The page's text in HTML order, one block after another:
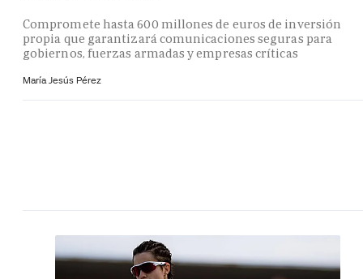
Compromete hasta 600 millones de euros de inversión
propia que garantizará comunicaciones seguras para
gobiernos, fuerzas armadas y empresas críticas
María Jesús Pérez